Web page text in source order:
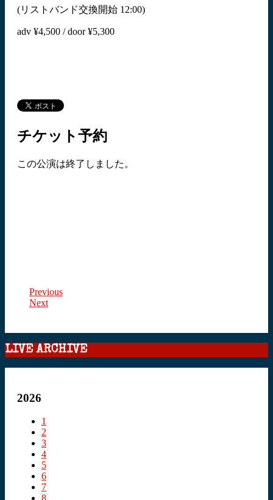
(リストバンド交換開始 12:00)
adv ¥4,500 / door ¥5,300
チケット予約
この公演は終了しました。
Previous
Next
LIVE ARCHIVE
2026
1
2
3
4
5
6
7